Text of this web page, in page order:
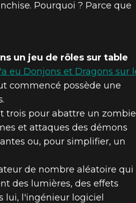
LE
!
Pourquoi ? Parce que
un jeu de rôles sur table
eu Donjons et Dragons sur
commencé possède une
trois pour abattre un
et attaques des démons
ou, pour simplifier, un
de nombre aléatoire qui
des lumières, des effets
lui, l'ingénieur logiciel